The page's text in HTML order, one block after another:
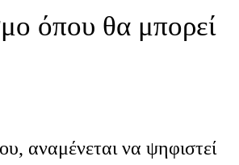
όπου θα μπορεί
, αναμένεται να ψηφιστεί